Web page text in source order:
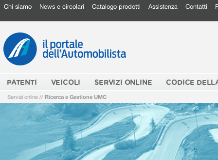
Chi siamo News e circolari Catalogo prodotti Assistenza Contatti
PATENTI VEICOLI SERVIZI ONLINE CODICE
Servizi online // Ricerca e Gestione UMC